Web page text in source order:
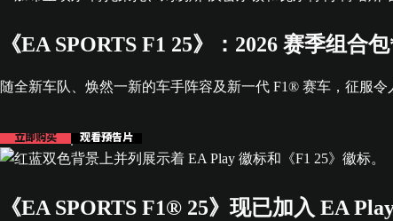
《EA SPORTS F1 25》：2026 赛季组合
随全新车队、焕然一新的车手阵容及新一代 F1® 赛车，征服
立即购买 观看预告片
《EA SPORTS F1® 25》现已加入 EA